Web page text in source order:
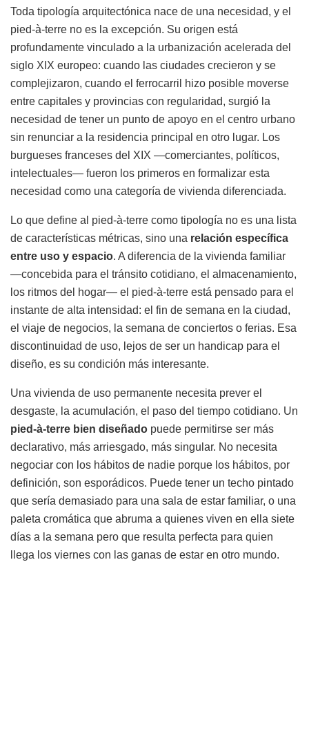
Toda tipología arquitectónica nace de una necesidad, y el
pied-à-terre no es la excepción. Su origen está
profundamente vinculado a la urbanización acelerada del
siglo XIX europeo: cuando las ciudades crecieron y se
complejizaron, cuando el ferrocarril hizo posible moverse
entre capitales y provincias con regularidad, surgió la
necesidad de tener un punto de apoyo en el centro urbano
sin renunciar a la residencia principal en otro lugar. Los
burgueses franceses del XIX —comerciantes, políticos,
intelectuales— fueron los primeros en formalizar esta
necesidad como una categoría de vivienda diferenciada.
Lo que define al pied-à-terre como tipología no es una lista
de características métricas, sino una relación específica
entre uso y espacio. A diferencia de la vivienda familiar
—concebida para el tránsito cotidiano, el almacenamiento,
los ritmos del hogar— el pied-à-terre está pensado para el
instante de alta intensidad: el fin de semana en la ciudad,
el viaje de negocios, la semana de conciertos o ferias. Esa
discontinuidad de uso, lejos de ser un handicap para el
diseño, es su condición más interesante.
Una vivienda de uso permanente necesita prever el
desgaste, la acumulación, el paso del tiempo cotidiano. Un
pied-à-terre bien diseñado puede permitirse ser más
declarativo, más arriesgado, más singular. No necesita
negociar con los hábitos de nadie porque los hábitos, por
definición, son esporádicos. Puede tener un techo pintado
que sería demasiado para una sala de estar familiar, o una
paleta cromática que abruma a quienes viven en ella siete
días a la semana pero que resulta perfecta para quien
llega los viernes con las ganas de estar en otro mundo.